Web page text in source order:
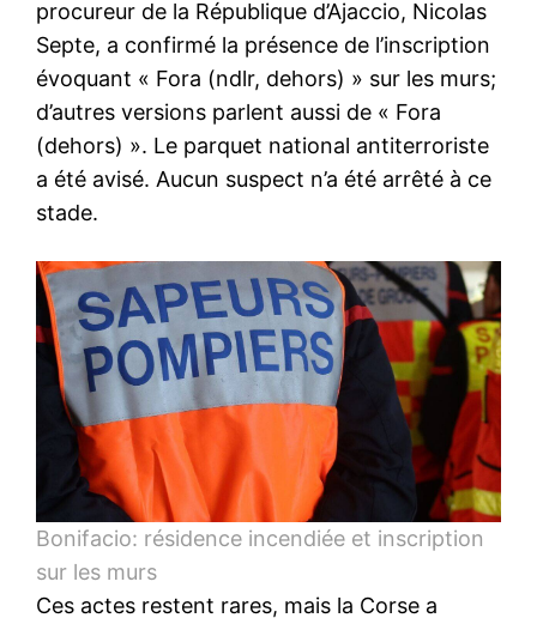
procureur de la République d’Ajaccio, Nicolas
Septe, a confirmé la présence de l’inscription
évoquant « Fora (ndlr, dehors) » sur les murs;
d’autres versions parlent aussi de « Fora
(dehors) ». Le parquet national antiterroriste
a été avisé. Aucun suspect n’a été arrêté à ce
stade.
Bonifacio: résidence incendiée et inscription
sur les murs
Ces actes restent rares, mais la Corse a